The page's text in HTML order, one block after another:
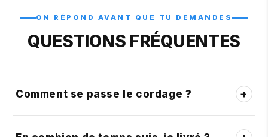
ON RÉPOND AVANT QUE TU DEMANDES
QUESTIONS FRÉQUENTES
Comment se passe le cordage ? +